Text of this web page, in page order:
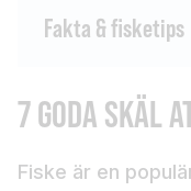
Fakta & fisketips
7 GODA SKÄL
Fiske är en